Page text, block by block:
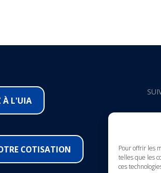
Pour offrir les
telles que les
ces
À L'UIA
COTISATION